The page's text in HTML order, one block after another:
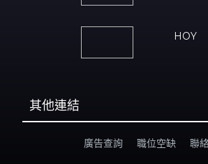
HOY
其他連結
廣告查詢 職位空缺 聯